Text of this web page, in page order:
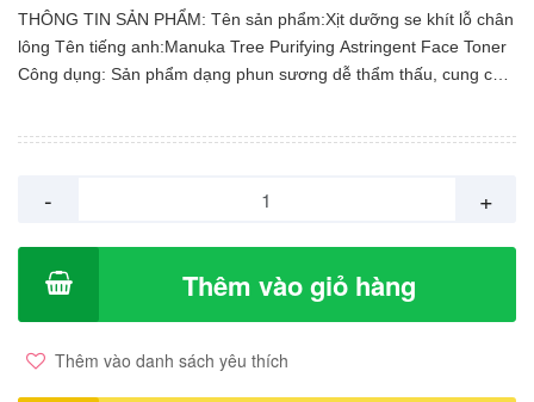
THÔNG TIN SẢN PHẨM: Tên sản phẩm:Xịt dưỡng se khít lỗ chân
lông Tên tiếng anh:Manuka Tree Purifying Astringent Face Toner
Công dụng: Sản phẩm dạng phun sương dễ thẩm thấu, cung cấp
Xịt trực tiếp lên da mặt đã làm sạch. Lưu ý: nhắm mắt và vỗ nhẹ
kinh nghiệm bán hàng lâu năm của các chuyên gia skin care
khuyên bạn sản phẩm này nên dành cho da dầu và da hỗn hợp
dầu.
- +
Thêm vào giỏ hàng
Thêm vào danh sách yêu thích